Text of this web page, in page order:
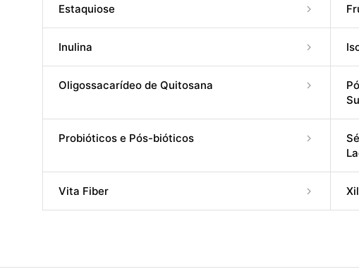
Estaquiose
Inulina
Oligossacarídeo de Quitosana
Probióticos e Pós-bióticos
Vita Fiber